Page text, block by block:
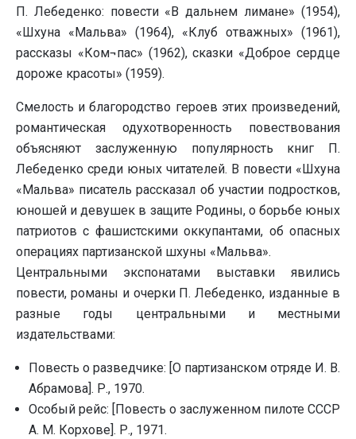
П. Лебеденко: повести «В дальнем лимане» (1954),
«Шхуна «Мальва» (1964), «Клуб отважных» (1961),
рассказы «Ком¬пас» (1962), сказки «Доброе сердце
дороже красоты» (1959).
Смелость и благородство героев этих произведений,
романтическая одухотворенность повествования
объясняют заслуженную популярность книг П.
Лебеденко среди юных читателей. В повести «Шхуна
«Мальва» писатель рассказал об участии подростков,
юношей и девушек в защите Родины, о борьбе юных
патриотов с фашистскими оккупантами, об опасных
операциях партизанской шхуны «Мальва».
Центральными экспонатами выставки явились
повести, романы и очерки П. Лебеденко, изданные в
разные годы центральными и местными
издательствами:
Повесть о разведчике: [О партизанском отряде И. В.
Абрамова]. Р., 1970.
Особый рейс: [Повесть о заслуженном пилоте СССР
А. М. Корхове]. Р., 1971.